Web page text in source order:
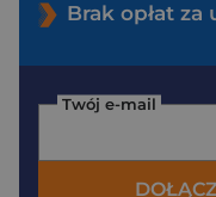
Brak opłat
Twój e-mail